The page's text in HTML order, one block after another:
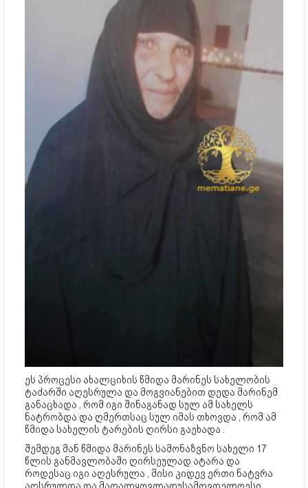
ეს პროცესი ახალციხის წმიდა მარინეს სახელობის
ტაძარში აღესრულა და მოგვიანებით დედა მარინემ
განაცხადა , რომ იგი შინაგანად სულ ამ სახელს
ნატრობდა და ღმერთსაც სულ იმას თხოვდა , რომ ამ
წმიდა სახელის ტარების ღირსი გაეხადა .
შემდეგ მან წმიდა მარინეს სამონაზვნო სახელი 17
წლის განმავლობაში ღირსეულად ატარა და
როდესაც იგი აღესრულა , მისი კიდევ ერთი ნატვრა